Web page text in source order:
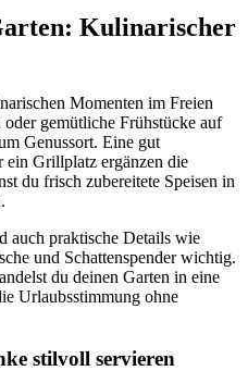
Kulinarischer
Momenten im Freien
gemütliche Frühstücke auf
Genussort. Eine gut
ein Grillplatz ergänzen die
du frisch zubereitete Speisen in
auch praktische Details wie
und Schattenspender wichtig.
du deinen Garten in eine
Urlaubsstimmung ohne
stilvoll servieren